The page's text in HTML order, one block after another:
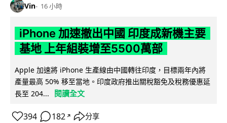
Vin 16 小時
iPhone 加速撤出中國 印度成新機主要
基地 上年組裝增至5500萬部
Apple 加速將 iPhone 生產線由中國轉往印度，目標兩年內將
產量最高 50% 移至當地。印度政府推出關稅豁免及稅務優惠延
長至 204...
閱讀全文
394 182 ↗ 分享